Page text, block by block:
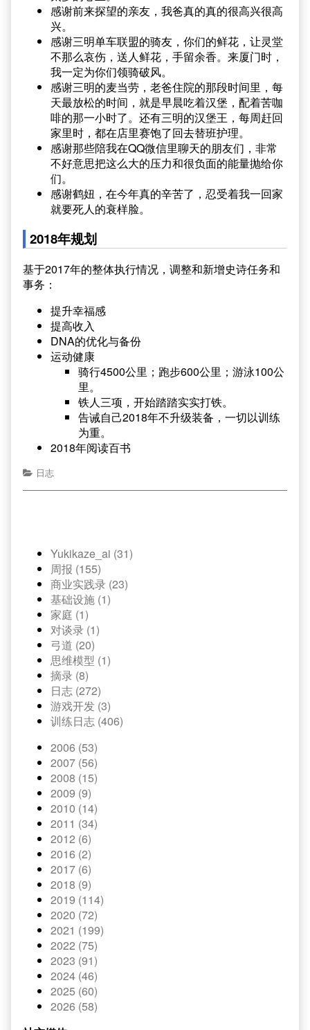
感谢前来探望的亲友，我爸真的真的很高兴很高
兴。
感谢三明单车联盟的骑友，你们的鲜花，让灵堂
不那么哀伤，送人鲜花，手留余香。来厦门时，
我一定为你们领骑破风。
感谢三明的麦当劳，老爸住院的那段时间里，每
天最放松的时间，就是早晨吃着汉堡，配着苦咖
啡的那一小时了。还有三明的汉堡王，每周赶回
家里时，都在店里赛饱了回去替班护理。
感谢那些陪我在QQ微信里聊天的朋友们，非常
不好意思把这么大的压力和很负面的能量抛给你
们。
感谢鹤妞，在今年真的辛苦了，忍受着我一回家
就要死人的衰样脸。
2018年规划
基于2017年的整体执行情况，调整和新增史诗任务和
事务：
提升幸福感
提高收入
DNA的优化与备份
运动健康
骑行4500公里；跑步600公里；游泳100公
里。
铁人三项，开始踏踏实实打铁。
告诫自己2018年不升级装备，一切以训练
为重。
2018年阅读百书
日志
Yukikaze_ai (31)
周报 (155)
商业实践录 (23)
基础设施 (1)
家庭 (1)
对谈录 (1)
弓道 (20)
思维模型 (1)
摘录 (8)
日志 (272)
游戏开发 (3)
训练日志 (406)
2006 (53)
2007 (56)
2008 (15)
2009 (9)
2010 (14)
2011 (34)
2012 (6)
2016 (2)
2017 (6)
2018 (9)
2019 (114)
2020 (72)
2021 (199)
2022 (75)
2023 (91)
2024 (46)
2025 (60)
2026 (58)